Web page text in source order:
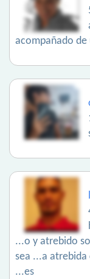
acompañado de
...o y atrebido
sea ...a
...es